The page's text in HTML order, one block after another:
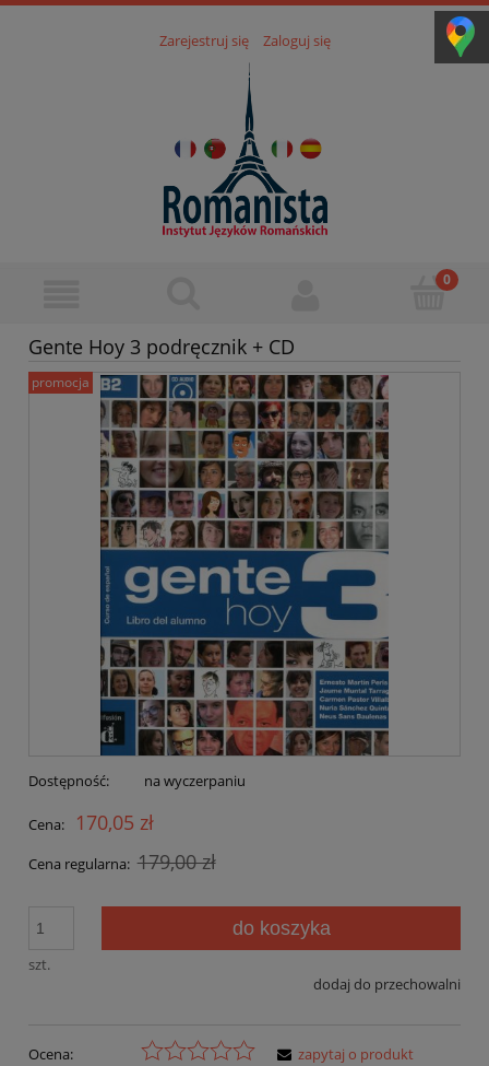
Zarejestruj się Zaloguj się
Gente Hoy 3 podręcznik + CD
promocja
Dostępność: na wyczerpaniu
Cena: 170,05 zł
Cena regularna: 179,00 zł
szt.
do koszyka
dodaj do przechowalni
Ocena:
zapytaj o produkt